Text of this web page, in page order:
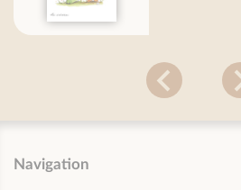
Navigation